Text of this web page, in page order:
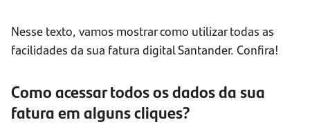
Nesse texto, vamos mostrar como utilizar todas as
facilidades da sua fatura digital Santander. Confira!
Como acessar todos os dados da sua
fatura em alguns cliques?